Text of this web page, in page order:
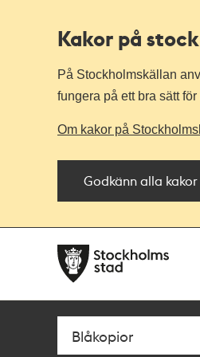
Kakor på
På Stockholmskällan
fungera på ett bra sätt för
Om kakor på
Godkänn alla kakor
navigationen
huvudinnehållet
SökFritextsök